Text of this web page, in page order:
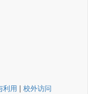
利用 | 校外访问